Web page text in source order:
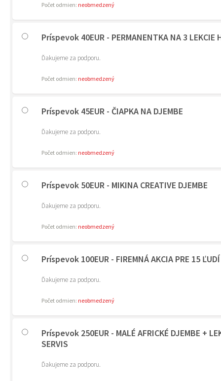
Počet odmien: neobmedzený
Príspevok 40EUR - PERMANENTKA NA 3 LEKCIE
Ďakujeme za podporu.
Počet odmien: neobmedzený
Príspevok 45EUR - ČIAPKA NA DJEMBE
Ďakujeme za podporu.
Počet odmien: neobmedzený
Príspevok 50EUR - MIKINA CREATIVE DJEMBE
Ďakujeme za podporu.
Počet odmien: neobmedzený
Príspevok 100EUR - FIREMNÁ AKCIA PRE 15
Ďakujeme za podporu.
Počet odmien: neobmedzený
Príspevok 250EUR - MALÉ AFRICKÉ DJEMBE +
SERVIS
Ďakujeme za podporu.